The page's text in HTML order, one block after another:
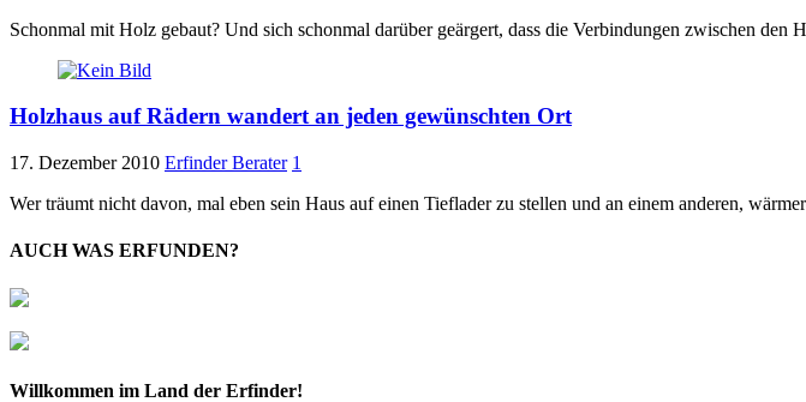
Schonmal mit Holz gebaut? Und sich schonmal darüber geärgert, dass die Verbindungen zwischen
Holzhaus auf Rädern wandert an jeden gewünschten Ort
17. Dezember 2010 Erfinder Berater 1
Wer träumt nicht davon, mal eben sein Haus auf einen Tieflader zu stellen und an einem anderen,
AUCH WAS ERFUNDEN?
Willkommen im Land der Erfinder!